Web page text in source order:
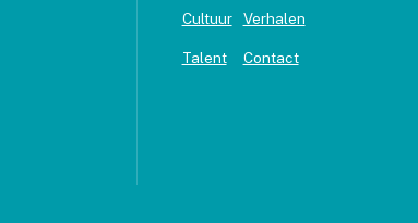
Cultuur
Talent
Verhalen
Contact